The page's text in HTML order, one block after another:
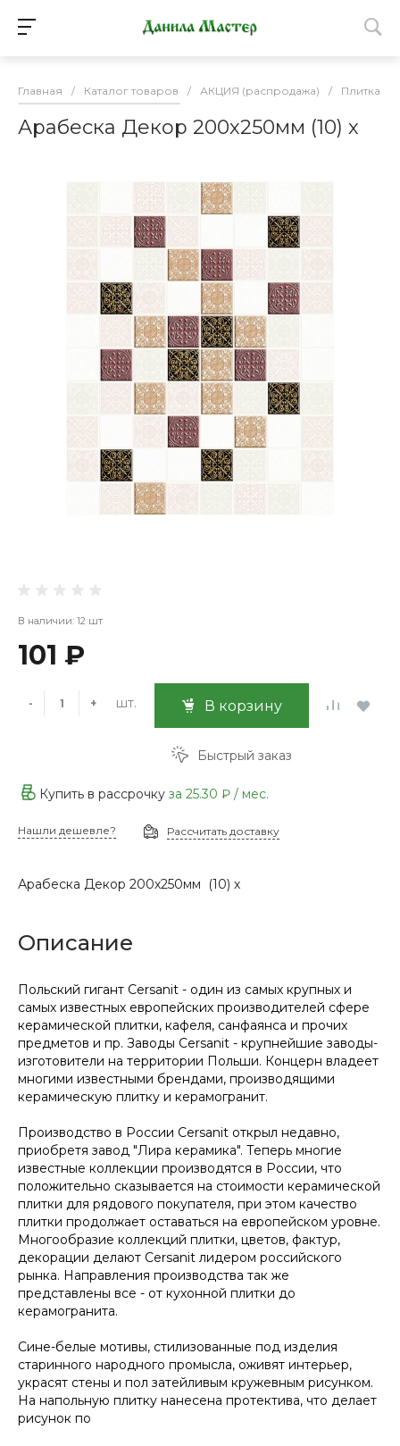
Главная / Каталог товаров / АКЦИЯ (распродажа) / Плитка
Арабеска Декор 200х250мм (10) х
В наличии: 12 шт
101 ₽
- + шт. В корзину
Быстрый заказ
Купить в рассрочку за 25.30 ₽ / мес.
Нашли дешевле? Рассчитать доставку
Арабеска Декор 200х250мм (10) х
Описание
Польский гигант Cersanit - один из самых крупных и
самых известных европейских производителей сфере
керамической плитки, кафеля, санфаянса и прочих
предметов и пр. Заводы Cersanit - крупнейшие заводы-
изготовители на территории Польши. Концерн владеет
многими известными брендами, производящими
керамическую плитку и керамогранит.
Производство в России Cersanit открыл недавно,
приобретя завод "Лира керамика". Теперь многие
известные коллекции производятся в России, что
положительно сказывается на стоимости керамической
плитки для рядового покупателя, при этом качество
плитки продолжает оставаться на европейском уровне.
Многообразие коллекций плитки, цветов, фактур,
декорации делают Cersanit лидером российского
рынка. Направления производства так же
представлены все - от кухонной плитки до
керамогранита.
Сине-белые мотивы, стилизованные под изделия
старинного народного промысла, оживят интерьер,
украсят стены и пол затейливым кружевным рисунком.
На напольную плитку нанесена протектива, что делает
рисунок по